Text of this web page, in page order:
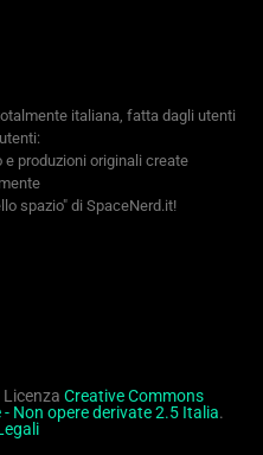
italiana, fatta dagli utenti
produzioni originali create
spazio" di SpaceNerd.it!
LicenzaCreative Commons
Non opere derivate 2.5 Italia.